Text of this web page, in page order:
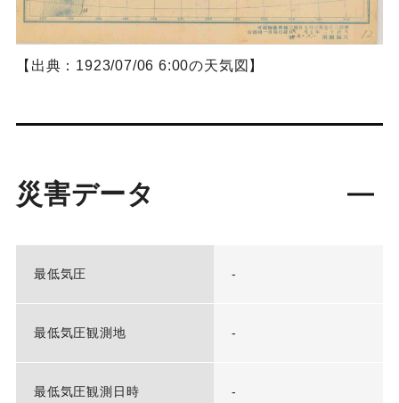
【出典：1923/07/06 6:00の天気図】
災害データ
最低気圧 -
最低気圧観測地 -
最低気圧観測日時 -